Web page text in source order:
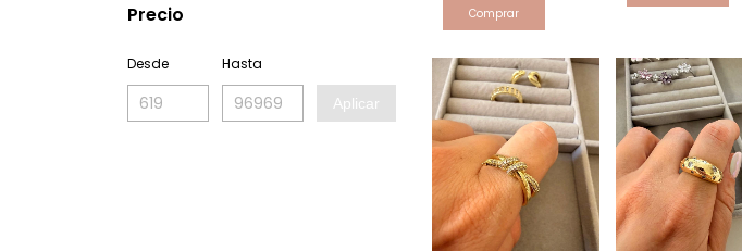
Precio
Desde Hasta
Aplicar
Comprar